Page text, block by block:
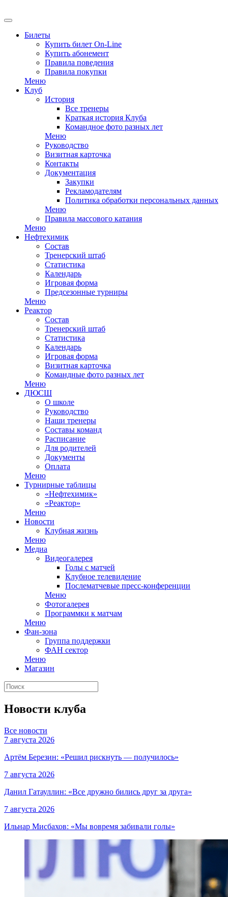
Билеты
Купить билет On-Line
Купить абонемент
Правила поведения
Правила покупки
Меню
Клуб
История
Все тренеры
Краткая история Клуба
Командное фото разных лет
Меню
Руководство
Визитная карточка
Контакты
Документация
Закупки
Рекламодателям
Политика обработки персональных данных
Меню
Правила массового катания
Меню
Нефтехимик
Состав
Тренерский штаб
Статистика
Календарь
Игровая форма
Предсезонные турниры
Меню
Реактор
Состав
Тренерский штаб
Статистика
Календарь
Игровая форма
Визитная карточка
Командные фото разных лет
Меню
ДЮСШ
О школе
Руководство
Наши тренеры
Составы команд
Расписание
Для родителей
Документы
Оплата
Меню
Турнирные таблицы
«Нефтехимик»
«Реактор»
Меню
Новости
Клубная жизнь
Меню
Медиа
Видеогалерея
Голы с матчей
Клубное телевидение
Послематчевые пресс-конференции
Меню
Фотогалерея
Программки к матчам
Меню
Фан-зона
Группа поддержки
ФАН сектор
Меню
Магазин
Новости клуба
Все новости
7 августа 2026
Артём Березин: «Решил рискнуть — получилось»
7 августа 2026
Данил Гатауллин: «Все дружно бились друг за друга»
7 августа 2026
Ильнар Мисбахов: «Мы вовремя забивали голы»